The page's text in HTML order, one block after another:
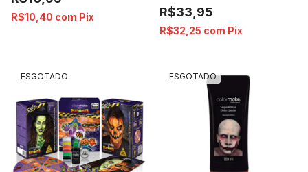
R$10,40 com Pix R$33,95
R$32,25 com Pix
ESGOTADO ESGOTADO